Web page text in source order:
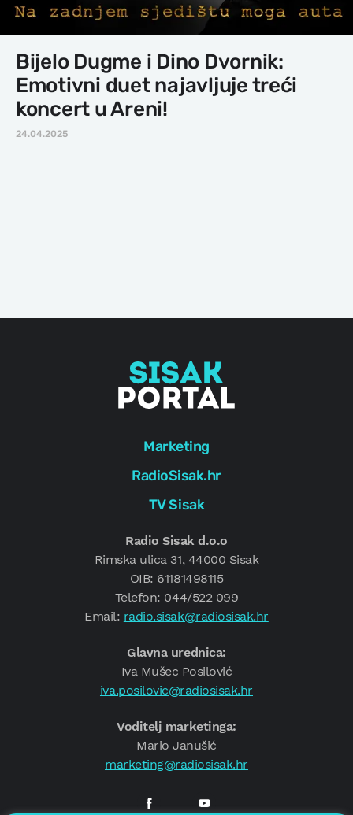
Bijelo Dugme i Dino Dvornik:
Emotivni duet najavljuje treći
koncert u Areni!
24.04.2025
Marketing
RadioSisak.hr
TV Sisak
Radio Sisak d.o.o
Rimska ulica 31, 44000 Sisak
OIB: 61181498115
Telefon: 044/522 099
Email: radio.sisak@radiosisak.hr
Glavna urednica:
Iva Mušec Posilović
iva.posilovic@radiosisak.hr
Voditelj marketinga:
Mario Janušić
marketing@radiosisak.hr